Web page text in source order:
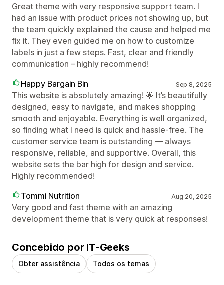
Great theme with very responsive support team. I
had an issue with product prices not showing up, but
the team quickly explained the cause and helped me
fix it. They even guided me on how to customize
labels in just a few steps. Fast, clear and friendly
communication – highly recommend!
Happy Bargain Bin
Sep 8, 2025
This website is absolutely amazing! 🌟 It’s beautifully
designed, easy to navigate, and makes shopping
smooth and enjoyable. Everything is well organized,
so finding what I need is quick and hassle-free. The
customer service team is outstanding — always
responsive, reliable, and supportive. Overall, this
website sets the bar high for design and service.
Highly recommended!
Tommi Nutrition
Aug 20, 2025
Very good and fast theme with an amazing
development theme that is very quick at responses!
Concebido por IT-Geeks
Obter assistência Todos os temas